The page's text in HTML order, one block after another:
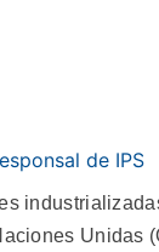
de IPS
Unidas